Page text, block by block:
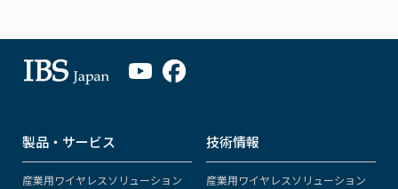
製品・サービス
産業用ワイヤレスソリューション
技術情報
産業用ワイヤレスソリューション